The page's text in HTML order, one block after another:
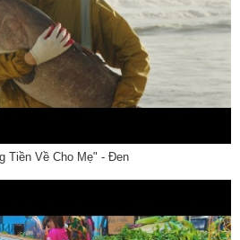
Tiền Về Cho Mẹ" - Đen